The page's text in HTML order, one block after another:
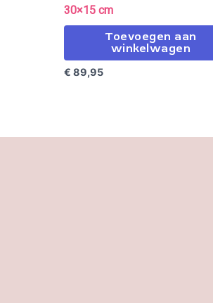
30×15 cm
Toevoegen aan
winkelwagen
€ 89,95